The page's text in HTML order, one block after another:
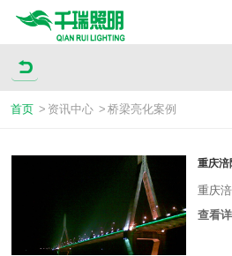
首页 > 资讯中心 > 桥梁亮化案例
重庆涪
重庆
查看